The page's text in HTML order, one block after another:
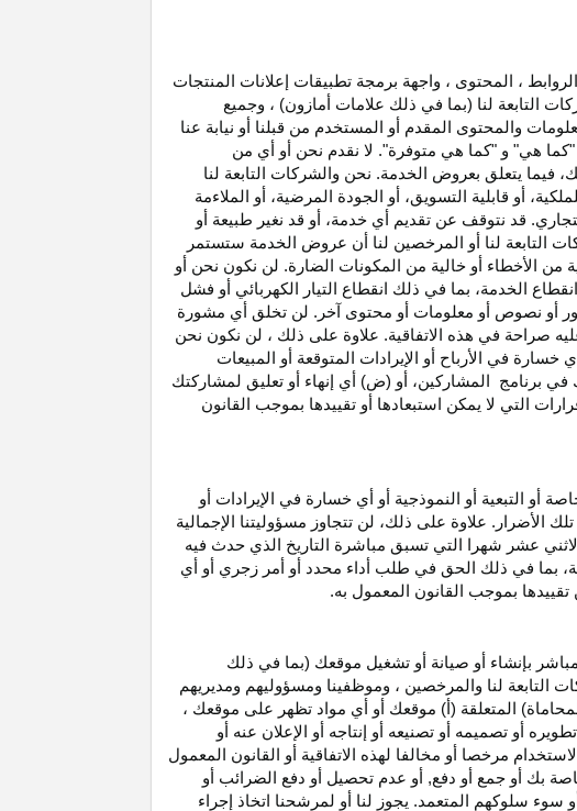
، المحتوى ، واجهة برمجة تطبيقات إعلانات المنتجات
التابعة لنا (بما في ذلك علامات أمازون) ، وجميع
والمحتوى المقدم أو المستخدم من قبلنا أو نيابة عنا
"كما هي" و "كما هي متوفرة". لا نقدم نحن أو أي من
فيما يتعلق بعروض الخدمة. نحن والشركات التابعة لنا
أو قابلية التسويق، أو الجودة المرضية، أو الملاءمة
قد نتوقف عن تقديم أي خدمة، أو قد نغير طبيعة أو
لنا أو المرخصين لنا أن عروض الخدمة ستستمر
من الأخطاء أو خالية من المكونات الضارة. لن نكون نحن أو
الخدمة، بما في ذلك انقطاع
التيار الكهربائي أو فشل
أو نصوص أو معلومات أو محتوى آخر. لن تخلق أي مشورة
صراحة في هذه الاتفاقية. علاوة على ذلك ، لن نكون نحن
أي خسارة في
الأرباح أو الإيرادات المتوقعة أو المبيعات
في برنامج المشاركين، أو (ض) أي إنهاء أو تعليق لمشاركتك
التي لا يمكن استبعادها أو تقييدها بموجب القانون
أو التبعية أو النموذجية أو أي خسارة في الإيرادات أو
الأضرار. علاوة على ذلك، لن تتجاوز مسؤوليتنا الإجمالية
عشر شهرا التي تسبق مباشرة التاريخ الذي حدث فيه
بما في ذلك الحق في طلب أداء محدد أو أمر زجري أو أي
بموجب القانون المعمول به.
بإنشاء أو صيانة أو تشغيل موقعك (بما في ذلك
التابعة لنا والمرخصين ، وموظفينا ومسؤوليهم ومديريهم
المتعلقة (أ) موقعك أو أي مواد تظهر على موقعك ،
أو تصميمه أو تصنيعه أو إنتاجه أو الإعلان عنه أو
مرخصا أو مخالفا لهذه الاتفاقية أو القانون المعمول
بك أو جمع أو دفع, أو عدم تحصيل أو دفع الضرائب أو
سوء سلوكهم المتعمد. يجوز لنا أو لمرشحنا اتخاذ إجراء